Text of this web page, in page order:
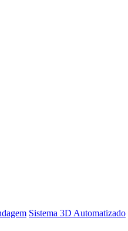
Sistema 3D Automatizado